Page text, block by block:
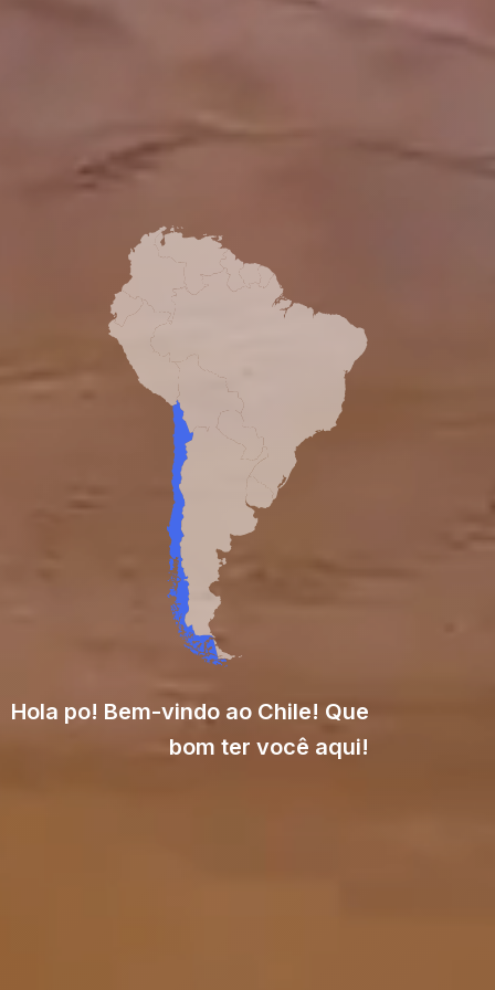
Hola po! Bem-vindo ao Chile! Que
bom ter você aqui!